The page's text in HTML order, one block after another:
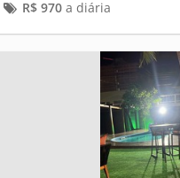
R$ 970a diária